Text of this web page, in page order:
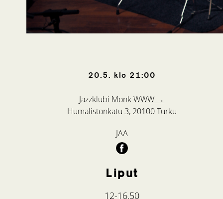
20.5. klo 21:00
Jazzklubi MonkWWW →
Humalistonkatu 3, 20100 Turku
JAA
Liput
12-16,50